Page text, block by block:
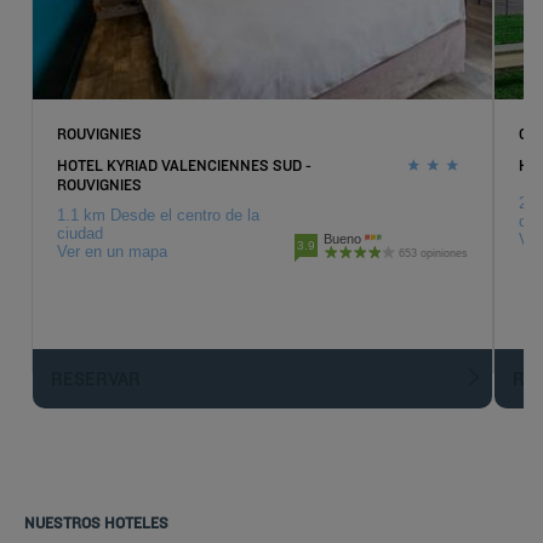
ROUVIGNIES
HOTEL KYRIAD VALENCIENNES SUD -
ROUVIGNIES
1.1 km Desde el centro de la
ciudad
Ver en un mapa
3.9 Bueno
653 opiniones
24
NUESTROS HOTELES